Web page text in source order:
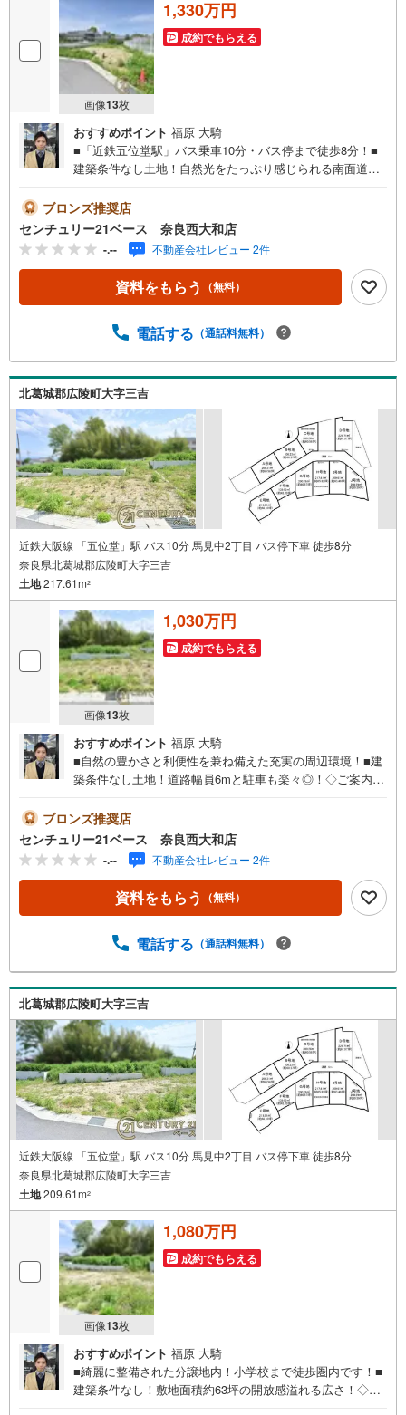
画像13枚
1,330万円
成約でもらえる
おすすめポイント 福原 大騎
■「近鉄五位堂駅」バス乗車10分・バス停まで徒歩8分！■
建築条件なし土地！自然光をたっぷり感じられる南面道
事終わりのお時間でもご見学可！・今から見たい！という
お声にもご対応できます！◇住宅ローンもお任せくださ
い！◇・提携銀行多数あり（地方銀行・都市銀行・信用金
庫etc）・優遇後適用金利 0.875％～（審査内容により異な
ります）--- ◇◇ Yahoo！不動産キャンペーン対象店舗 ◇◇
----当店で物件を成約いただくとPayPayボーナスライトが
象になります。「資料をもらう」「見学予約をする」から
のうえお問い合わせください。-----------------------------
ブロンズ推奨店
センチュリー21ベース 奈良西大和店
-.-- 不動産会社レビュー 2件
資料をもらう （無料）
電話する （通話料無料）
北葛城郡広陵町大字三吉
近鉄大阪線 「五位堂」駅 バス10分 馬見中2丁目 バス停下車 徒歩8分
奈良県北葛城郡広陵町大字三吉
土地217.61m2
画像13枚
1,030万円
成約でもらえる
おすすめポイント 福原 大騎
■自然の豊かさと利便性を兼ね備えた充実の周辺環境！■建
築条件なし土地！道路幅員6mと駐車も楽々◎！◇ご案内に
間でもご見学可！・今から見たい！というお声にもご対応
できます！◇住宅ローンもお任せください！◇・提携銀行
多数あり（地方銀行・都市銀行・信用金庫etc）・優遇後適
用金利 0.875％～（審査内容により異なります）--- ◇◇ Ya
hoo！不動産キャンペーン対象店舗 ◇◇ ----当店で物件を成
約いただくとPayPayボーナスライトがもらえる【Yahoo！
料をもらう」「見学予約をする」からエントリーくださ
せください。-----------------------------
ブロンズ推奨店
センチュリー21ベース 奈良西大和店
-.-- 不動産会社レビュー 2件
資料をもらう （無料）
電話する （通話料無料）
北葛城郡広陵町大字三吉
近鉄大阪線 「五位堂」駅 バス10分 馬見中2丁目 バス停下車 徒歩8分
奈良県北葛城郡広陵町大字三吉
土地209.61m2
画像13枚
1,080万円
成約でもらえる
おすすめポイント 福原 大騎
■綺麗に整備された分譲地内！小学校まで徒歩圏内です！■
建築条件なし！敷地面積約63坪の開放感溢れる広さ！◇ご